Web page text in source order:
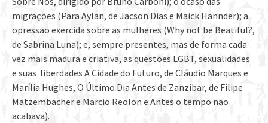
migrações (Para Aylan, de Jacson Dias e Maick Hannder); a
opressão exercida sobre as mulheres (Why not be Beatiful?,
de Sabrina Luna); e, sempre presentes, mas de forma ​cada
vez mais madura e criativa, as questões LGBT​, sexualidades
e suas liberdades A Cidade do Futuro, de Cláudio Marques e
Marília Hughes, O Último Dia Antes de Zanzibar, de Filipe
Matzembacher e Marcio Reolon e Antes o tempo não
acabava).